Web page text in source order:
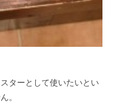
ターとして使いたいとい
。